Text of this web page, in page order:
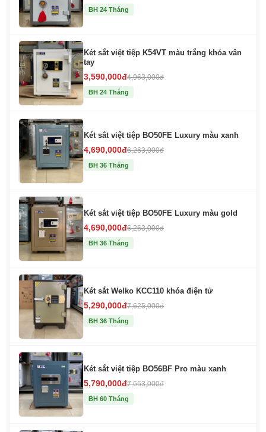
BH 24 Tháng
Két sắt việt tiệp K54VT màu trắng khóa vân
tay
3,590,000đ4,963,000đ
BH 24 Tháng
Két sắt việt tiệp BO50FE Luxury màu xanh
4,690,000đ6,263,000đ
BH 36 Tháng
Két sắt việt tiệp BO50FE Luxury màu gold
4,690,000đ6,263,000đ
BH 36 Tháng
Két sắt Welko KCC110 khóa điện tử
5,290,000đ7,625,000đ
BH 36 Tháng
Két sắt việt tiệp BO56BF Pro màu xanh
5,790,000đ7,663,000đ
BH 60 Tháng